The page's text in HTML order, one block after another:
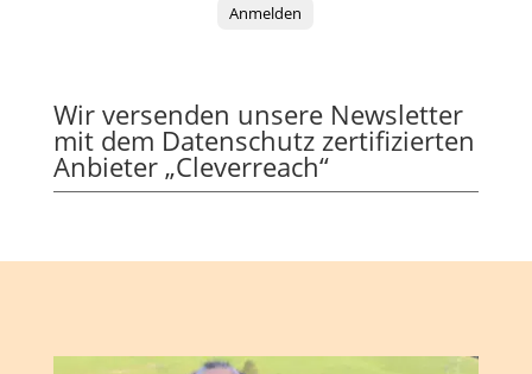
Anmelden
Wir versenden unsere Newsletter
mit dem Datenschutz zertifizierten
Anbieter „Cleverreach“